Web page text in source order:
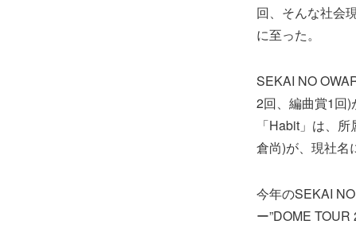
回、そんな社会
に至った。
SEKAI NO
2回、編曲賞1回
「Habit」は、
倉尚)が、現社名
今年のSEKAI
ー”DOME